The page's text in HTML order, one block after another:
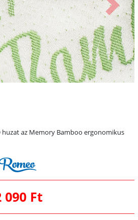
huzat az Memory Bamboo ergonomikus
090 Ft